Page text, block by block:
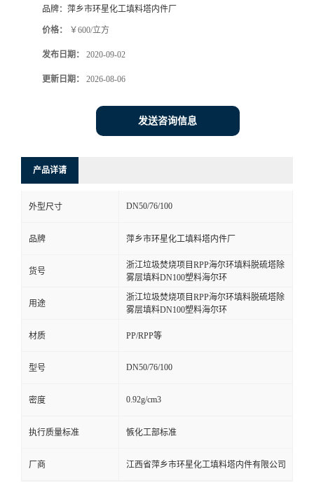
品牌： 萍乡市环星化工填料塔内件厂
价格： ￥600/立方
发布日期： 2020-09-02
更新日期： 2026-08-06
发送咨询信息
产品详请
外型尺寸 DN50/76/100
品牌 萍乡市环星化工填料塔内件厂
货号
浙江垃圾焚烧项目RPP海尔环填料脱硫塔除
雾层填料DN100塑料海尔环
用途
浙江垃圾焚烧项目RPP海尔环填料脱硫塔除
雾层填料DN100塑料海尔环
材质 PP/RPP等
型号 DN50/76/100
密度 0.92g/cm3
执行质量标准 愱化工部标准
厂商 江西省萍乡市环星化工填料塔内件有限公司